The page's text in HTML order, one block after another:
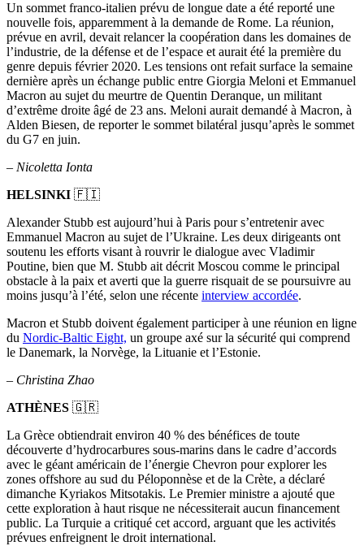
Un sommet franco-italien prévu de longue date a été reporté une
nouvelle fois, apparemment à la demande de Rome. La réunion,
prévue en avril, devait relancer la coopération dans les domaines de
l’industrie, de la défense et de l’espace et aurait été la première du
genre depuis février 2020. Les tensions ont refait surface la semaine
dernière après un échange public entre Giorgia Meloni et Emmanuel
Macron au sujet du meurtre de Quentin Deranque, un militant
d’extrême droite âgé de 23 ans. Meloni aurait demandé à Macron, à
Alden Biesen, de reporter le sommet bilatéral jusqu’après le sommet
du G7 en juin.
– Nicoletta Ionta
HELSINKI 🇫🇮
Alexander Stubb est aujourd’hui à Paris pour s’entretenir avec
Emmanuel Macron au sujet de l’Ukraine. Les deux dirigeants ont
soutenu les efforts visant à rouvrir le dialogue avec Vladimir
Poutine, bien que M. Stubb ait décrit Moscou comme le principal
obstacle à la paix et averti que la guerre risquait de se poursuivre au
moins jusqu’à l’été, selon une récente interview accordée.
Macron et Stubb doivent également participer à une réunion en ligne
du Nordic-Baltic Eight, un groupe axé sur la sécurité qui comprend
le Danemark, la Norvège, la Lituanie et l’Estonie.
– Christina Zhao
ATHÈNES 🇬🇷
La Grèce obtiendrait environ 40 % des bénéfices de toute
découverte d’hydrocarbures sous-marins dans le cadre d’accords
avec le géant américain de l’énergie Chevron pour explorer les
zones offshore au sud du Péloponnèse et de la Crète, a déclaré
dimanche Kyriakos Mitsotakis. Le Premier ministre a ajouté que
cette exploration à haut risque ne nécessiterait aucun financement
public. La Turquie a critiqué cet accord, arguant que les activités
prévues enfreignent le droit international.